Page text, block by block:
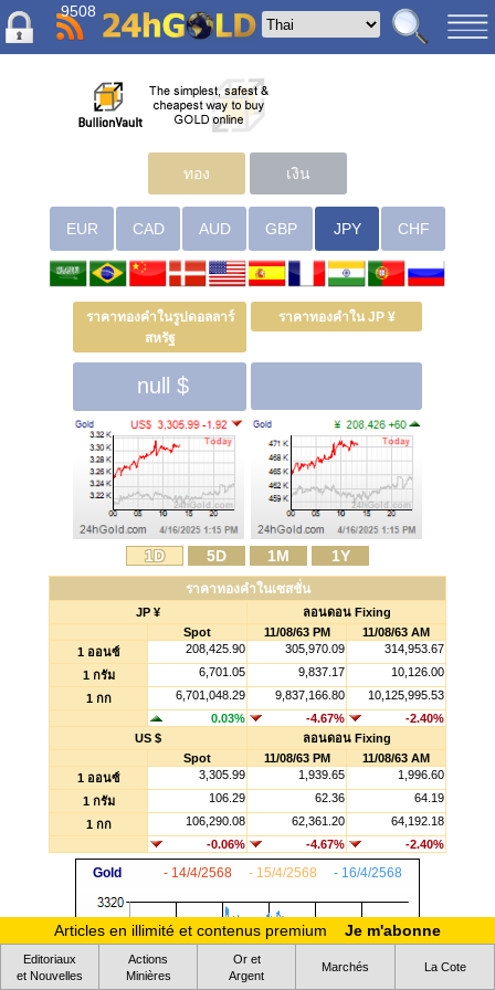
9508
ทอง เงิน
EUR CAD AUD GBP JPY CHF
ราคาทองคำในรูปดอลลาร์
สหรัฐ
ราคาทองคำใน JP ¥
null $
1D 5D 1M 1Y
ราคาทองคำในเซสชั่น
JP ¥
ลอนดอน Fixing
Spot
11/08/63 PM
11/08/63 AM
1 ออนซ์
208,425.90 305,970.09
314,953.67
1 กรัม
6,701.05 9,837.17
10,126.00
1 กก
6,701,048.29 9,837,166.80
10,125,995.53
0.03%
-4.67%
-2.40%
US $
ลอนดอน Fixing
Spot
11/08/63 PM
11/08/63 AM
1 ออนซ์
3,305.99 1,939.65
1,996.60
1 กรัม
106.29 62.36
64.19
1 กก
106,290.08 62,361.20
64,192.18
-0.06%
-4.67% -2.40%
Gold - 16/4/2568
- 15/4/2568
- 14/4/2568
Articles en illimité et contenus premium Je m'abonne
Editoriaux
et Nouvelles
Actions
Minières
Or et
Argent
Marchés La Cote